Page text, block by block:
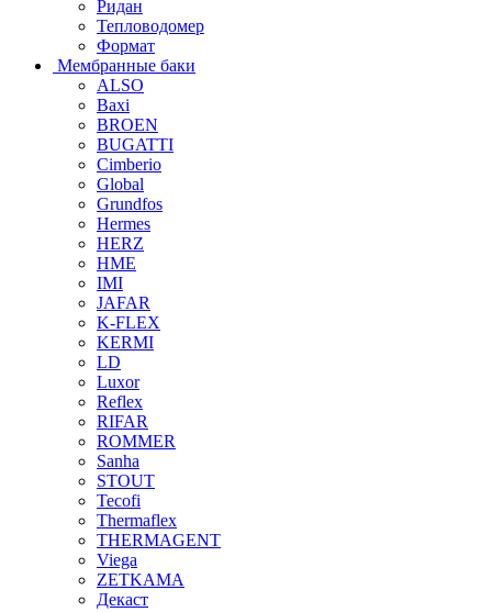
Ридан
Тепловодомер
Формат
Мембранные баки
ALSO
Baxi
BROEN
BUGATTI
Cimberio
Global
Grundfos
Hermes
HERZ
HME
IMI
JAFAR
K-FLEX
KERMI
LD
Luxor
Reflex
RIFAR
ROMMER
Sanha
STOUT
Tecofi
Thermaflex
THERMAGENT
Viega
ZETKAMA
Декаст